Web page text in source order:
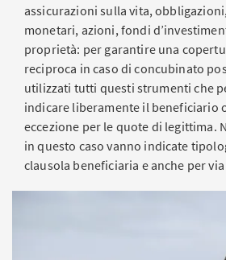
assicurazioni sulla vita,
monetari, azioni, fondi
proprietà: per garantire una
reciproca in caso di concubinato
utilizzati tutti questi strumenti che
indicare liberamente il beneficiario
eccezione per le quote di legittima.
in questo caso vanno indicate
clausola beneficiaria e anche per